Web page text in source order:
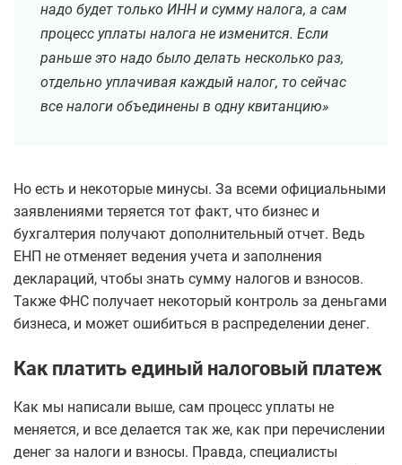
надо будет только ИНН и сумму налога, а сам
процесс уплаты налога не изменится. Если
раньше это надо было делать несколько раз,
отдельно уплачивая каждый налог, то сейчас
все налоги объединены в одну квитанцию»
Но есть и некоторые минусы. За всеми официальными
заявлениями теряется тот факт, что бизнес и
бухгалтерия получают дополнительный отчет. Ведь
ЕНП не отменяет ведения учета и заполнения
деклараций, чтобы знать сумму налогов и взносов.
Также ФНС получает некоторый контроль за деньгами
бизнеса, и может ошибиться в распределении денег.
Как платить единый налоговый платеж
Как мы написали выше, сам процесс уплаты не
меняется, и все делается так же, как при перечислении
денег за налоги и взносы. Правда, специалисты